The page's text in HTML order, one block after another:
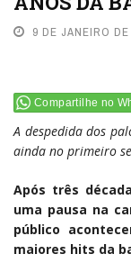
9 DE JANEIRO
Compartilhe no
A despedida dos
ainda no primeiro
Após três
uma pausa na
público
maiores hits da